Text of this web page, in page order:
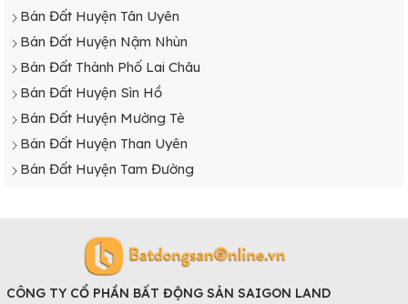
Bán Đất Huyện Tân Uyên
Bán Đất Huyện Nậm Nhùn
Bán Đất Thành Phố Lai Châu
Bán Đất Huyện Sìn Hồ
Bán Đất Huyện Mường Tè
Bán Đất Huyện Than Uyên
Bán Đất Huyện Tam Đường
CÔNG TY CỔ PHẦN BẤT ĐỘNG SẢN SAIGON LAND